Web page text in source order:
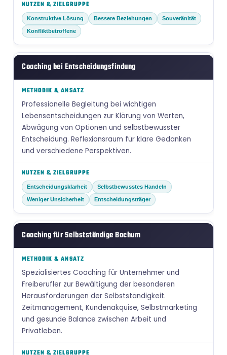
Konstruktive Lösung Bessere Beziehungen Souveränität
Konfliktbetroffene
Coaching bei Entscheidungsfindung
Professionelle Begleitung bei wichtigen
Lebensentscheidungen zur Klärung von Werten,
Abwägung von Optionen und selbstbewusster
Entscheidung. Reflexionsraum für klare Gedanken
und verschiedene Perspektiven.
Entscheidungsklarheit Selbstbewusstes Handeln
Weniger Unsicherheit Entscheidungsträger
Coaching für Selbstständige Bochum
Spezialisiertes Coaching für Unternehmer und
Freiberufler zur Bewältigung der besonderen
Herausforderungen der Selbstständigkeit.
Zeitmanagement, Kundenakquise, Selbstmarketing
und gesunde Balance zwischen Arbeit und
Privatleben.